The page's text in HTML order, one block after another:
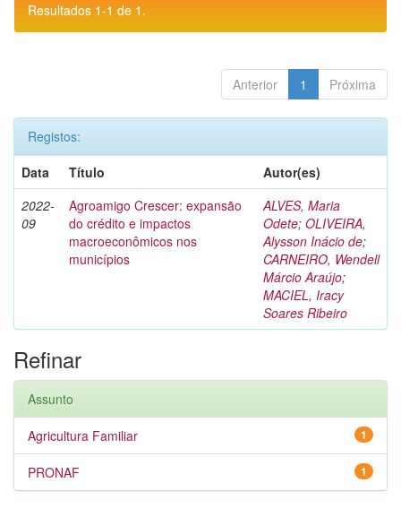
Resultados 1-1 de 1.
Anterior 1 Próxima
Registos:
Data
Título
Autor(es)
2022-
09
Agroamigo Crescer: expansão
do crédito e impactos
macroeconômicos nos
municípios
ALVES, Maria
Odete; OLIVEIRA,
Alysson Inácio de;
CARNEIRO, Wendell
Márcio Araújo;
MACIEL, Iracy
Soares Ribeiro
Refinar
Assunto
1
Agricultura Familiar
1
PRONAF